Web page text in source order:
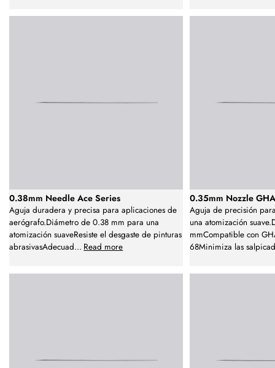
0.38mm Needle Ace Series
Aguja duradera y precisa para aplicaciones de
aerógrafo.Diámetro de 0.38 mm para una
atomización suaveResiste el desgaste de pinturas
abrasivasAdecuad... Read more
0.35mm Nozzle
Aguja de precisión
una atomización
mmCompatible con
68Minimiza las